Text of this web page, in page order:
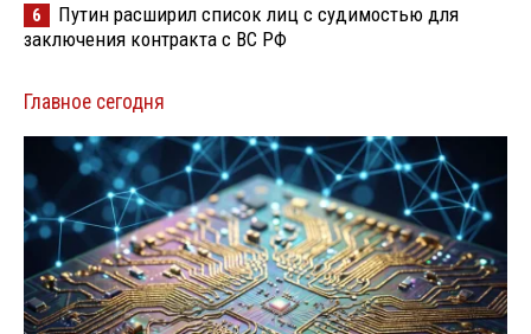
6
Путин расширил список лиц с судимостью для
заключения контракта с ВС РФ
Главное сегодня